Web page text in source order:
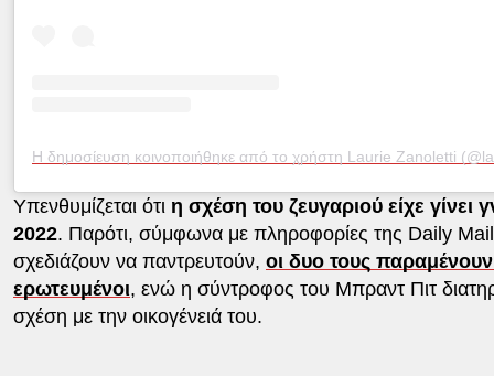
Η δημοσίευση κοινοποιήθηκε από το χρήστη Laurie Zanoletti
Υπενθυμίζεται ότι η σχέση του ζευγαριού είχε γίνει
2022. Παρότι, σύμφωνα με πληροφορίες της Daily
σχεδιάζουν να παντρευτούν, οι δυο τους
ερωτευμένοι, ενώ η σύντροφος του Μπραντ Πιτ
σχέση με την οικογένειά του.